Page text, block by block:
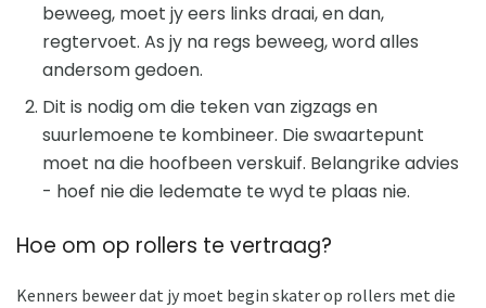
beweeg, moet jy eers links draai, en dan,
regtervoet. As jy na regs beweeg, word alles
andersom gedoen.
Dit is nodig om die teken van zigzags en
suurlemoene te kombineer. Die swaartepunt
moet na die hoofbeen verskuif. Belangrike advies
- hoef nie die ledemate te wyd te plaas nie.
Hoe om op rollers te vertraag?
Kenners beweer dat jy moet begin skater op rollers met die